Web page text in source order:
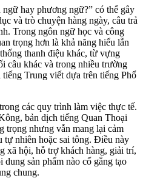
hay phương ngữ?” có thể gây
và trò chuyện hàng ngày, câu trả
Trong ngôn ngữ học và công
trọng hơn là khả năng hiểu lẫn
thanh điệu khác, từ vựng
câu khác và trong nhiều trường
Trung viết dựa trên tiếng Phổ
các quy trình làm việc thực tế.
bản dịch tiếng Quan Thoại
trọng nhưng vẫn mang lại cảm
tự nhiên hoặc sai tông. Điều này
xã hội, hỗ trợ khách hàng, giải trí,
sản phẩm nào cố gắng tạo
chung.